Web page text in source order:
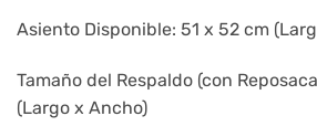
Asiento Disponible: 51 x 52 cm
Tamaño del Respaldo (con
(Largo x Ancho)